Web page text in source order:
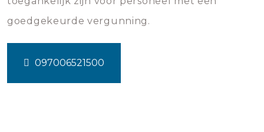
goedgekeurde vergunning.
097006521500